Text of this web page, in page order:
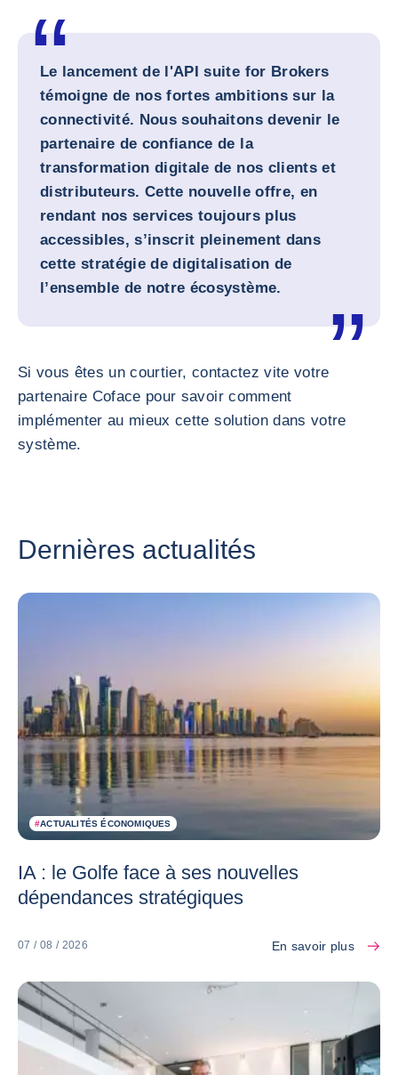
Le lancement de l'API suite for Brokers
témoigne de nos fortes ambitions sur la
connectivité. Nous souhaitons devenir le
partenaire de confiance de la
transformation digitale de nos clients et
distributeurs. Cette nouvelle offre, en
rendant nos services toujours plus
accessibles, s’inscrit pleinement dans
cette stratégie de digitalisation de
l’ensemble de notre écosystème.
Si vous êtes un courtier, contactez vite votre
partenaire Coface pour savoir comment
implémenter au mieux cette solution dans votre
système.
Dernières actualités
#ACTUALITÉS ÉCONOMIQUES
IA : le Golfe face à ses nouvelles
dépendances stratégiques
07 / 08 / 2026 En savoir plus